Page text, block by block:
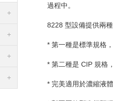
過程中。
8228 型設備提供兩種
* 第一種是標準規格
* 第二種是 CIP 規格
* 完美適用於濃縮液